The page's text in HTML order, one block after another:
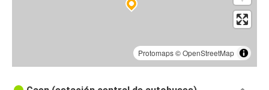
Protomaps©OpenStreetMap